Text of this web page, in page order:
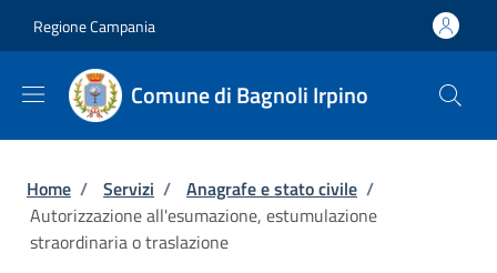
Regione Campania
Comune di Bagnoli Irpino
Briciole di pane
Home / Servizi / Anagrafe e stato civile /
Autorizzazione all'esumazione, estumulazione
straordinaria o traslazione